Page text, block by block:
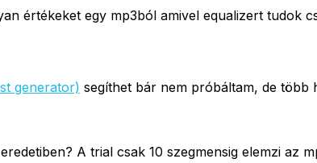
értékeket egy mp3ból amivel equalizert tudok
generator) segíthet bár nem próbáltam, de több
A trial csak 10 szegmensig elemzi az